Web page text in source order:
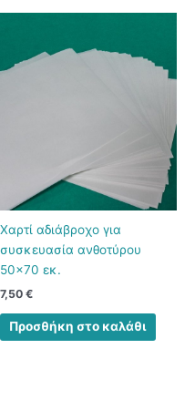
Χαρτί αδιάβροχο για
συσκευασία ανθοτύρου
50×70 εκ.
7,50 €
Προσθήκη στο καλάθι